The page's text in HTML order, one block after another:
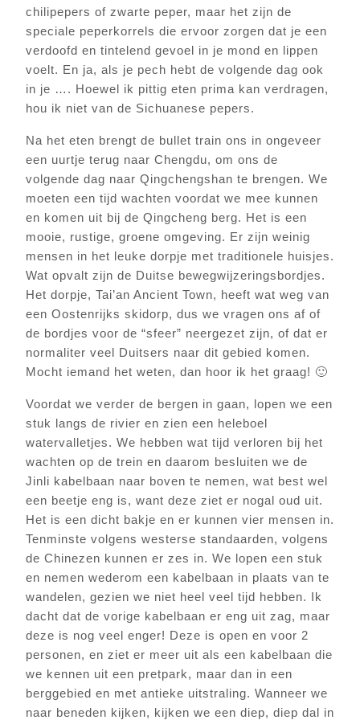
chilipepers of zwarte peper, maar het zijn de
speciale peperkorrels die ervoor zorgen dat je een
verdoofd en tintelend gevoel in je mond en lippen
voelt. En ja, als je pech hebt de volgende dag ook
in je …. Hoewel ik pittig eten prima kan verdragen,
hou ik niet van de Sichuanese pepers.
Na het eten brengt de bullet train ons in ongeveer
een uurtje terug naar Chengdu, om ons de
volgende dag naar Qingchengshan te brengen. We
moeten een tijd wachten voordat we mee kunnen
en komen uit bij de Qingcheng berg. Het is een
mooie, rustige, groene omgeving. Er zijn weinig
mensen in het leuke dorpje met traditionele huisjes.
Wat opvalt zijn de Duitse bewegwijzeringsbordjes.
Het dorpje, Tai’an Ancient Town, heeft wat weg van
een Oostenrijks skidorp, dus we vragen ons af of
de bordjes voor de “sfeer” neergezet zijn, of dat er
normaliter veel Duitsers naar dit gebied komen.
Mocht iemand het weten, dan hoor ik het graag! 🙂
Voordat we verder de bergen in gaan, lopen we een
stuk langs de rivier en zien een heleboel
watervalletjes. We hebben wat tijd verloren bij het
wachten op de trein en daarom besluiten we de
Jinli kabelbaan naar boven te nemen, wat best wel
een beetje eng is, want deze ziet er nogal oud uit.
Het is een dicht bakje en er kunnen vier mensen in.
Tenminste volgens westerse standaarden, volgens
de Chinezen kunnen er zes in. We lopen een stuk
en nemen wederom een kabelbaan in plaats van te
wandelen, gezien we niet heel veel tijd hebben. Ik
dacht dat de vorige kabelbaan er eng uit zag, maar
deze is nog veel enger! Deze is open en voor 2
personen, en ziet er meer uit als een kabelbaan die
we kennen uit een pretpark, maar dan in een
berggebied en met antieke uitstraling. Wanneer we
naar beneden kijken, kijken we een diep, diep dal in